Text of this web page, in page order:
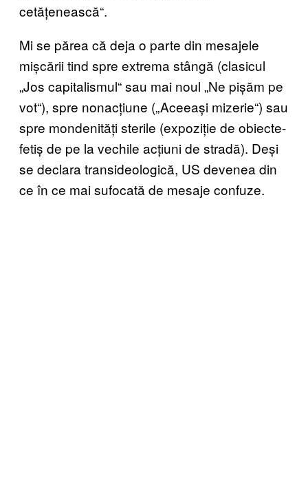
cetățenească“.
Mi se părea că deja o parte din mesajele
mișcării tind spre extrema stângă (clasicul
„Jos capitalismul“ sau mai noul „Ne pișăm pe
vot“), spre nonacțiune („Aceeași mizerie“) sau
spre mondenități sterile (expoziție de obiecte-
fetiș de pe la vechile acțiuni de stradă). Deși
se declara transideologică, US devenea din
ce în ce mai sufocată de mesaje confuze.